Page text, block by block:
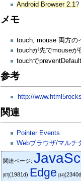
Android Browser 2.1?
メモ
touch, mouse 両方の
touchが先でmouseが
touchで
参考
http://
関連
Pointer Events
Webブラウザ/マルチ
関連ページ:
[67](1981d) Edge [14]